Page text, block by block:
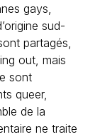
gays,
sud-
partagés,
out, mais
sont
queer,
de la
ne traite